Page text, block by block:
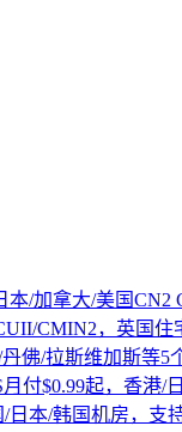
本/加拿大/美国
CMIN2，英国住
佛/拉斯维加斯等5
付$0.99起，香港/
/日本/韩国机房，支